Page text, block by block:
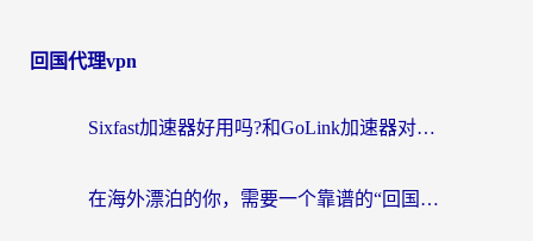
回国代理vpn
Sixfast加速器好用吗?和GoLink加速器对比哪个回国效果更好?海外党亲测实用指南
在海外漂泊的你，需要一个靠谱的“回国机场”